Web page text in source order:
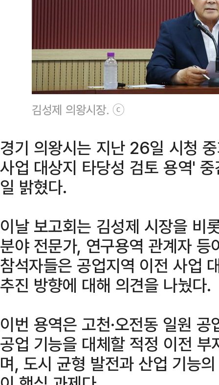
김성제 의왕시장. ⓒ
경기 의왕시는 지난 26일 시청
사업 대상지 타당성 검토 용역'
일 밝혔다.
이날 보고회는 김성제 시장을 비
분야 전문가, 연구용역 관계자
참석자들은 공업지역 이전 사업
추진 방향에 대해 의견을 나눴다.
이번 용역은 고천·오전동 일원
공업 기능을 대체할 적정 이전
며, 도시 균형 발전과 산업 기능